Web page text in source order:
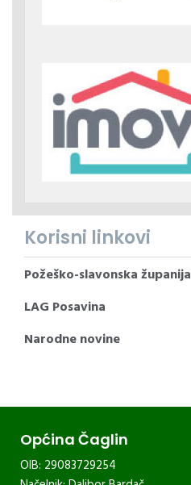
Korisni linkovi
Požeško-slavonska županija
LAG Posavina
Narodne novine
Općina Čaglin
OIB: 29083729254